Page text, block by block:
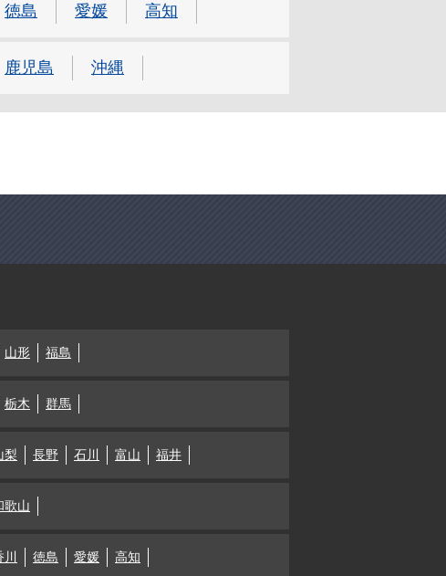
徳島 愛媛 高知
鹿児島 沖縄
山形 福島
栃木 群馬
梨 長野 石川 富山 福井
歌山
徳島 愛媛 高知